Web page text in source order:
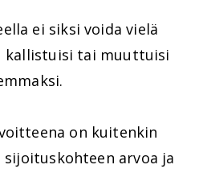
ei siksi voida vielä
kallistuisi tai muuttuisi
on kuitenkin
arvoa ja